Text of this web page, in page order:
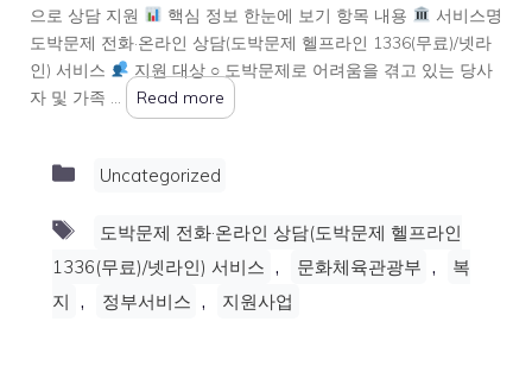
으로 상담 지원
핵심 정보 한눈에 보기 항목 내용
서비스명
도박문제 전화·온라인 상담(도박문제 헬프라인 1336(무료)/넷라
인) 서비스
지원 대상 ○ 도박문제로 어려움을 겪고 있는 당사
자 및 가족 …
Read more
Categories
Uncategorized
Tags
도박문제 전화·온라인 상담(도박문제 헬프라인
1336(무료)/넷라인) 서비스 , 문화체육관광부 ,
복
지 , 정부서비스 , 지원사업